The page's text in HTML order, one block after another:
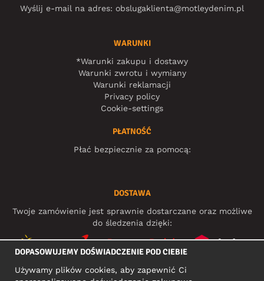
Wyślij e-mail na adres: obslugaklienta@motleydenim.pl
WARUNKI
*Warunki zakupu i dostawy
Warunki zwrotu i wymiany
Warunki reklamacji
Privacy policy
Cookie-settings
PŁATNOŚĆ
Płać bezpiecznie za pomocą:
DOSTAWA
Twoje zamówienie jest sprawnie dostarczane oraz możliwe
do śledzenia dzięki:
MEDIA SPOŁECZNOŚCIOWE
DOPASOWUJEMY DOŚWIADCZENIE POD CIEBIE
Używamy plików cookies, aby zapewnić Ci